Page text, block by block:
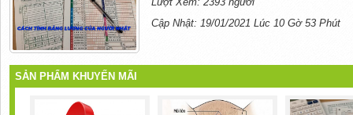
Cập Nhật: 19/01/2021 Lúc 10 Gờ 53 Phút
SẢN PHẨM KHUYẾN MÃI